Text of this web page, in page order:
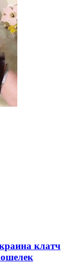
клатч